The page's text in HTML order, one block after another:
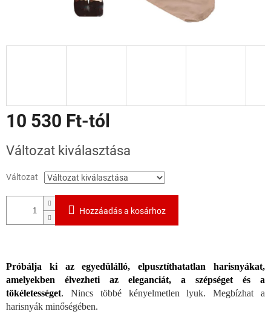
10 530 Ft-tól
Változat kiválasztása
Változat
Hozzáadás a kosárhoz
Próbálja ki az egyedülálló, elpusztíthatatlan harisnyákat,
amelyekben élvezheti az eleganciát, a szépséget és a
tökéletességet. Nincs többé kényelmetlen lyuk. Megbízhat a
harisnyák minőségében.